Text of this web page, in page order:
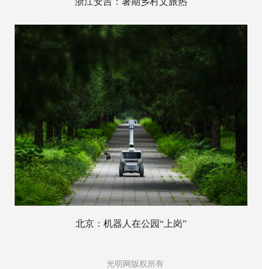
北京：机器人在公园“上岗”
光明网版权所有